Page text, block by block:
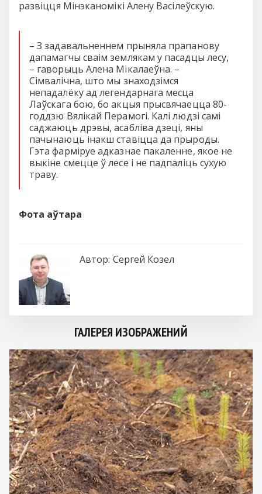
развіцця Мінэканомікі Алену Васілеўскую.
– З задавальненнем прыняла прапанову
дапамагчы сваім землякам у пасадцы лесу,
– гаворыць Алена Мікалаеўна. –
Сімвалічна, што мы знаходзімся
непадалёку ад легендарнага месца
Лаўскага бою, бо акцыя прысвячаецца 80-
годдзю Вялікай Перамогі. Калі людзі самі
саджаюць дрэвы, асабліва дзеці, яны
пачынаюць інакш ставіцца да прыроды.
Гэта фарміруе адказнае пакаленне, якое не
выкіне смецце ў лесе і не падпаліць сухую
траву.
Фота аўтара
Автор: Сергей Козел
ГАЛЕРЕЯ ИЗОБРАЖЕНИЙ